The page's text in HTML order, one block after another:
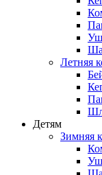
Летняя
Детям
Зимняя